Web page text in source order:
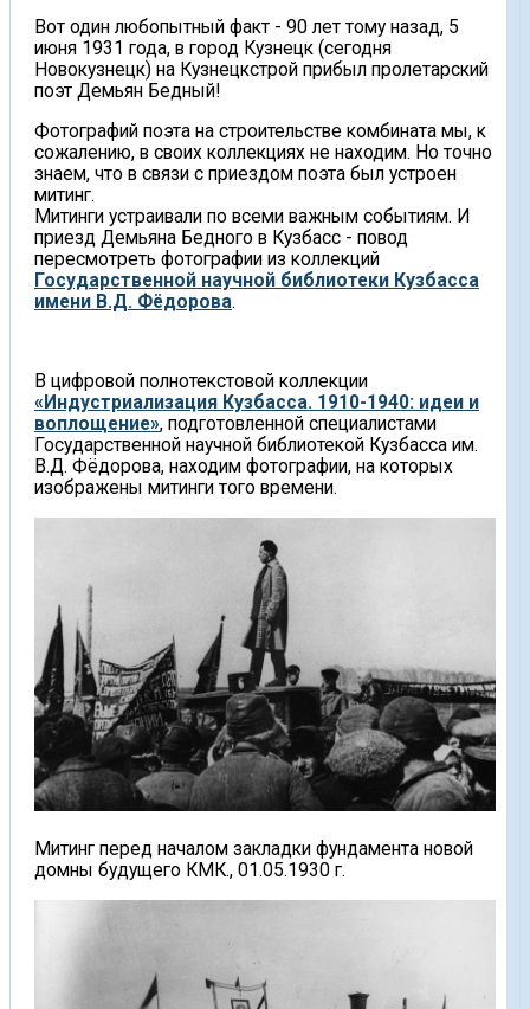
Вот один любопытный факт - 90 лет тому назад, 5
июня 1931 года, в город Кузнецк (сегодня
Новокузнецк) на Кузнецкстрой прибыл пролетарский
поэт Демьян Бедный!
Фотографий поэта на строительстве комбината мы, к
сожалению, в своих коллекциях не находим. Но точно
знаем, что в связи с приездом поэта был устроен
митинг.
Митинги устраивали по всеми важным событиям. И
приезд Демьяна Бедного в Кузбасс - повод
пересмотреть фотографии из коллекций
Государственной научной библиотеки Кузбасса
имени В.Д. Фёдорова.
В цифровой полнотекстовой коллекции
«Индустриализация Кузбасса. 1910-1940: идеи и
воплощение», подготовленной специалистами
Государственной научной библиотекой Кузбасса им.
В.Д. Фёдорова, находим фотографии, на которых
изображены митинги того времени.
Митинг перед началом закладки фундамента новой
домны будущего КМК., 01.05.1930 г.